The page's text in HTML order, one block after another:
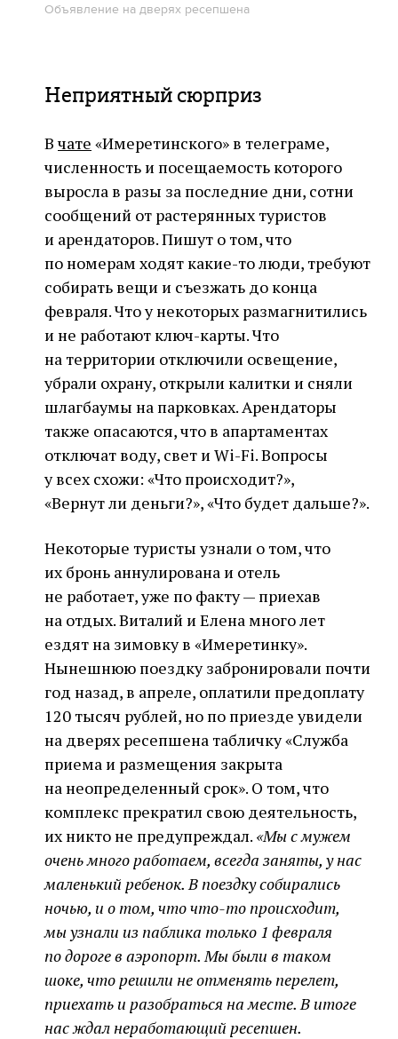
Объявление на дверях ресепшена
Неприятный сюрприз
Вчате «Имеретинского» в телеграме,
численность и посещаемость которого
выросла в разы за последние дни, сотни
сообщений от растерянных туристов
и арендаторов. Пишут о том, что
по номерам ходят какие-то люди, требуют
собирать вещи и съезжать до конца
февраля. Что у некоторых размагнитились
и не работают ключ-карты. Что
на территории отключили освещение,
убрали охрану, открыли калитки и сняли
шлагбаумы на парковках. Арендаторы
также опасаются, что в апартаментах
отключат воду, свет и Wi-Fi. Вопросы
у всех схожи: «Что происходит?»,
«Вернут ли деньги?», «Что будет дальше?».
Некоторые туристы узнали о том, что
их бронь аннулирована и отель
не работает, уже по факту — приехав
на отдых. Виталий и Елена много лет
ездят на зимовку в «Имеретинку».
Нынешнюю поездку забронировали почти
год назад, в апреле, оплатили предоплату
120 тысяч рублей, но по приезде увидели
на дверях ресепшена табличку «Служба
приема и размещения закрыта
на неопределенный срок». О том, что
комплекс прекратил свою деятельность,
их никто не предупреждал. «Мы с мужем
очень много работаем, всегда заняты, у нас
маленький ребенок. В поездку собирались
ночью, и о том, что что-то происходит,
мы узнали из паблика только 1 февраля
по дороге в аэропорт. Мы были в таком
шоке, что решили не отменять перелет,
приехать и разобраться на месте. В итоге
нас ждал неработающий ресепшен.